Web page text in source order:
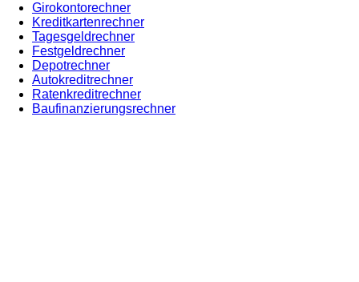
Girokontorechner
Kreditkartenrechner
Tagesgeldrechner
Festgeldrechner
Depotrechner
Autokreditrechner
Ratenkreditrechner
Baufinanzierungsrechner